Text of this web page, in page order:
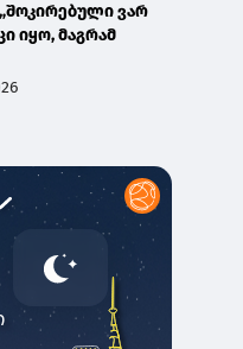
ვარ
იყო, მაგრამ